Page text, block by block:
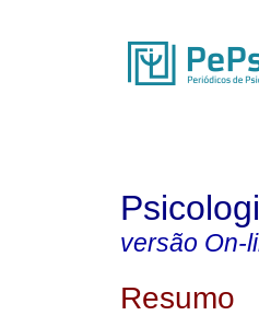
versão On-
Resumo